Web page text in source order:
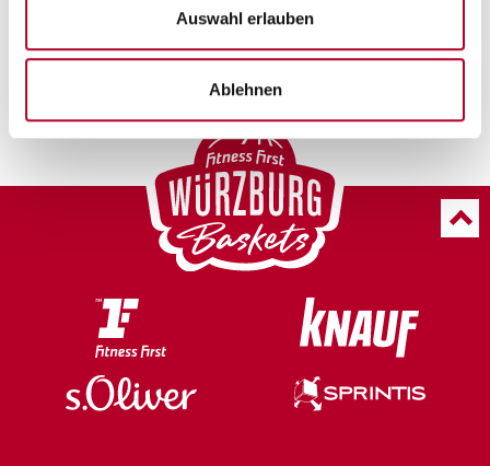
Auswahl erlauben
Ablehnen